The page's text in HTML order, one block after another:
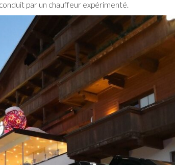
par un chauffeur expérimenté.